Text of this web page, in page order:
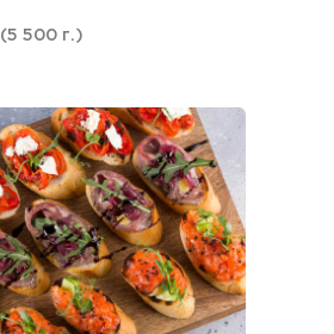
(5 500 г.)